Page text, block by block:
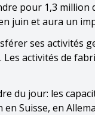
pour 1,3
juin et aura un
ses activités
activités de
du jour: les
Suisse, en